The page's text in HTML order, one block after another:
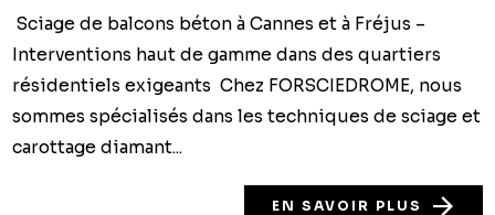
Sciage de balcons béton à Cannes et à Fréjus –
Interventions haut de gamme dans des quartiers
résidentiels exigeants Chez FORSCIEDROME, nous
sommes spécialisés dans les techniques de sciage et
carottage diamant...
EN SAVOIR PLUS